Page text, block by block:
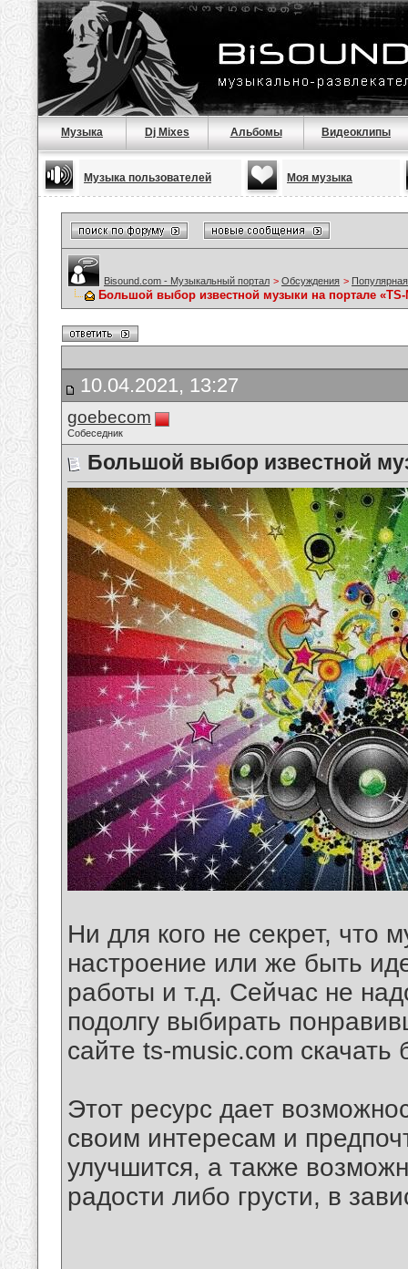
Музыка Dj Mixes Альбомы Видеоклипы
Музыка пользователей Моя музыка
Bisound.com - Музыкальный портал > Обсуждения >
Большой выбор известной музыки на портале «TS-
10.04.2021, 13:27
goebecom
Собеседник
Большой выбор известной
Ни для кого не секрет, что
настроение или же быть
работы и т.д. Сейчас не
подолгу выбирать
сайте ts-music.com скачать
Этот ресурс дает
своим интересам и
улучшится, а также
радости либо грусти, в